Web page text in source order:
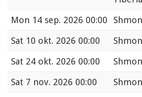
Mon 14 sep. 2026 00:00
Sat 10 okt. 2026 00:00
Sat 24 okt. 2026 00:00
Sat 7 nov. 2026 00:00